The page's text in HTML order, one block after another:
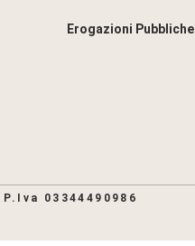
Erogazioni Pubbliche
P.Iva 03344490986